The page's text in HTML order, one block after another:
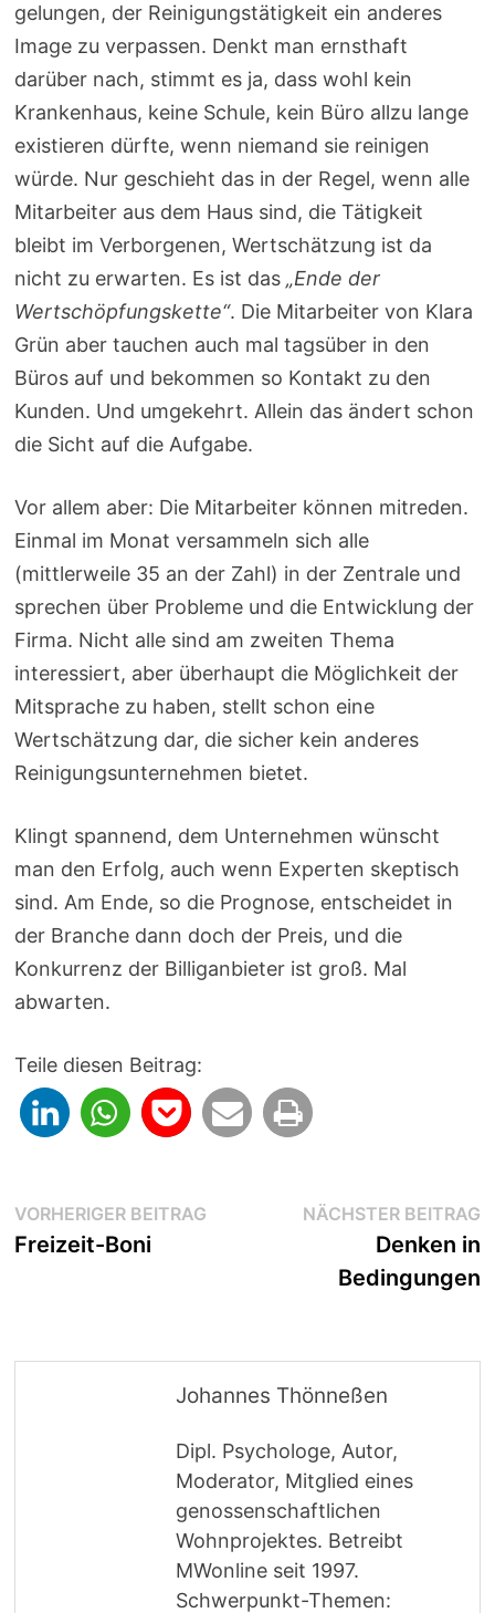
gelungen, der Reinigungstätigkeit ein anderes
Image zu verpassen. Denkt man ernsthaft
darüber nach, stimmt es ja, dass wohl kein
Krankenhaus, keine Schule, kein Büro allzu lange
existieren dürfte, wenn niemand sie reinigen
würde. Nur geschieht das in der Regel, wenn alle
Mitarbeiter aus dem Haus sind, die Tätigkeit
bleibt im Verborgenen, Wertschätzung ist da
nicht zu erwarten. Es ist das„Ende der
Wertschöpfungskette“. Die Mitarbeiter von Klara
Grün aber tauchen auch mal tagsüber in den
Büros auf und bekommen so Kontakt zu den
Kunden. Und umgekehrt. Allein das ändert schon
die Sicht auf die Aufgabe.
Vor allem aber: Die Mitarbeiter können mitreden.
Einmal im Monat versammeln sich alle
(mittlerweile 35 an der Zahl) in der Zentrale und
sprechen über Probleme und die Entwicklung der
Firma. Nicht alle sind am zweiten Thema
interessiert, aber überhaupt die Möglichkeit der
Mitsprache zu haben, stellt schon eine
Wertschätzung dar, die sicher kein anderes
Reinigungsunternehmen bietet.
Klingt spannend, dem Unternehmen wünscht
man den Erfolg, auch wenn Experten skeptisch
sind. Am Ende, so die Prognose, entscheidet in
der Branche dann doch der Preis, und die
Konkurrenz der Billiganbieter ist groß. Mal
abwarten.
Teile diesen Beitrag:
Beitragsnavigation
VORHERIGER BEITRAG Vorheriger
Freizeit-Boni
NÄCHSTER BEITRAG
Denken in
Bedingungen
Johannes Thönneßen
Dipl. Psychologe, Autor,
Moderator, Mitglied eines
genossenschaftlichen
Wohnprojektes. Betreibt
MWonline seit 1997.
Schwerpunkt-Themen: